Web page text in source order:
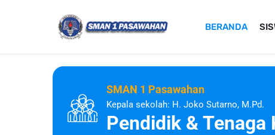
BERANDA
SMAN 1 Pasawahan
Kepala sekolah: H. Joko Sutarno, M.Pd.
Pendidik & Tenaga